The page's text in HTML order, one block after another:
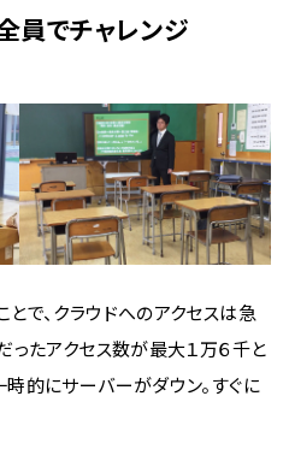
員でチャレンジ
で、クラウドへのアクセスは急
ったアクセス数が最大１万６千と
的にサーバーがダウン。すぐに